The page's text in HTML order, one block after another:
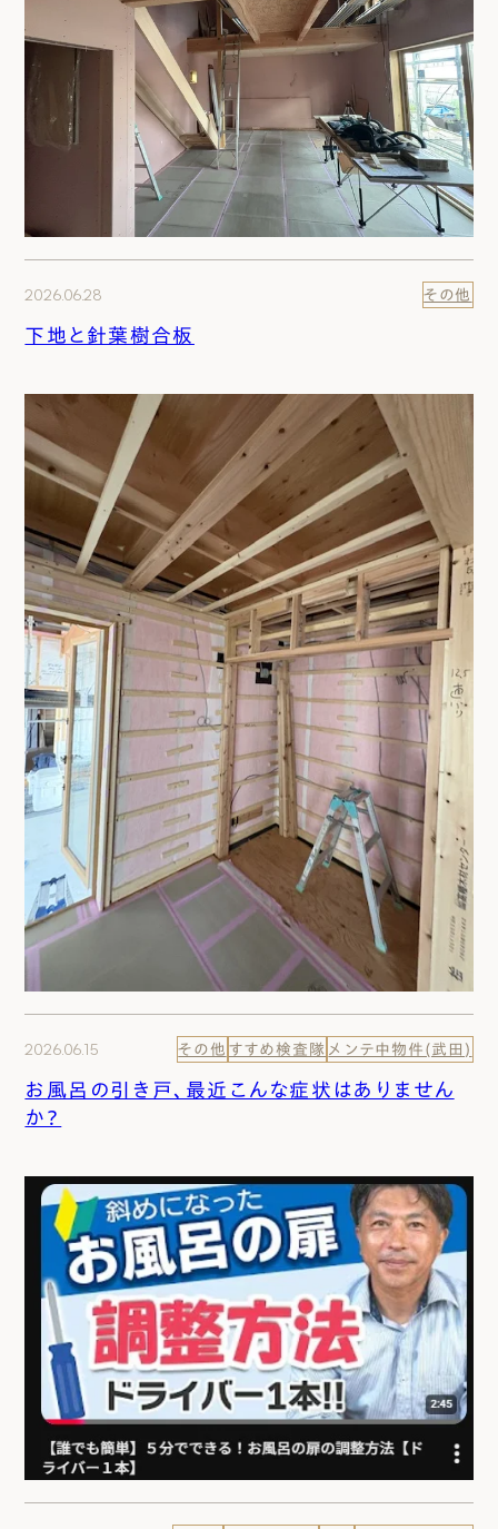
2026.06.28 その他
下地と針葉樹合板
2026.06.15 その他 すすめ検査隊 メンテ中物件(武田)
お風呂の引き戸、最近こんな症状はありません
か？